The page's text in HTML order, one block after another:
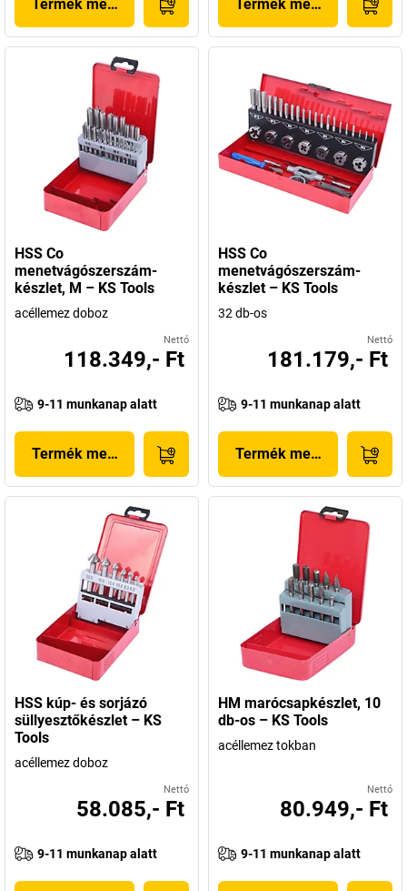
Termék megjelenítése Termék megjelenítése
HSS Co
menetvágószerszám-
készlet, M – KS Tools
acéllemez doboz
Nettó
118.349,- Ft
9-11 munkanap alatt
Termék megjelenítése
HSS Co
menetvágószerszám-
készlet – KS Tools
32 db-os
Nettó
181.179,- Ft
9-11 munkanap alatt
Termék megjelenítése
HSS kúp- és sorjázó
süllyesztőkészlet – KS
Tools
acéllemez doboz
Nettó
58.085,- Ft
9-11 munkanap alatt
HM marócsapkészlet, 10
db-os – KS Tools
acéllemez tokban
Nettó
80.949,- Ft
9-11 munkanap alatt